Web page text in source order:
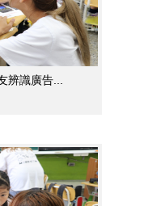
辨識廣告...